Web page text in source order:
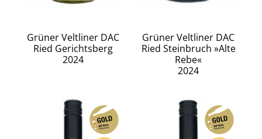
Grüner Veltliner DAC
Ried Gerichtsberg
2024
Grüner Veltliner DAC
Ried Steinbruch »Alte
Rebe«
2024